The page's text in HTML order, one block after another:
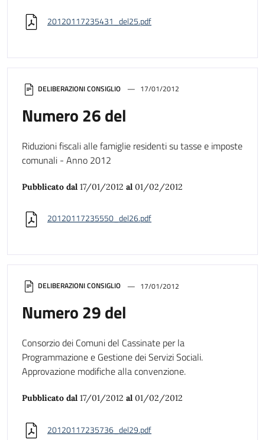
DELIBERAZIONI CONSIGLIO 17/01/2012
Numero 29 del
Consorzio dei Comuni del Cassinate per la
Programmazione e Gestione dei Servizi Sociali.
Approvazione modifiche alla convenzione.
Pubblicato dal 17/01/2012 al 01/02/2012
20120117235736_del29.pdf
DELIBERAZIONI CONSIGLIO 17/01/2012
Numero 26 del
Riduzioni fiscali alle famiglie residenti su tasse e imposte
comunali - Anno 2012
Pubblicato dal 17/01/2012 al 01/02/2012
20120117235550_del26.pdf
20120117235431_del25.pdf